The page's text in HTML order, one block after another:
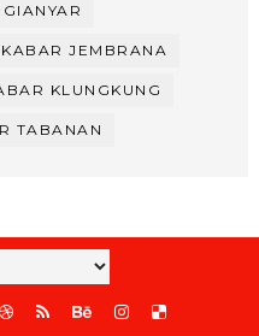
KABAR JEMBRANA
KLUNGKUNG
TABANAN